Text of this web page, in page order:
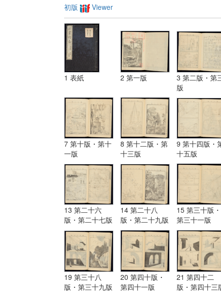
初版 Viewer
1 表紙 2 第一版
3 第二版・第
版
7 第十版・第十
一版
8 第十二版・第
十三版
9 第十四版・
十五版
13 第二十六
版・第二十七版
14 第二十八
版・第二十九版
15 第三十版・
第三十一版
19 第三十八
版・第三十九版
20 第四十版・
第四十一版
21 第四十二
版・第四十三